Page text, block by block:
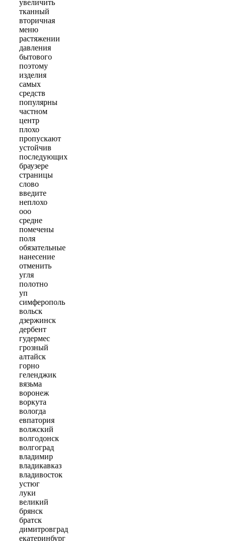
увеличить
тканный
вторичная
меню
растяжении
давления
бытового
поэтому
изделия
самых
средств
популярны
частном
центр
плохо
пропускают
устойчив
последующих
браузере
страницы
слово
введите
неплохо
ооо
средне
помечены
поля
обязательные
нанесение
отменить
угля
полотно
уп
симферополь
вольск
дзержинск
дербент
гудермес
грозный
алтайск
горно
геленджик
вязьма
воронеж
воркута
вологда
евпатория
волжский
волгодонск
волгоград
владимир
владикавказ
владивосток
устюг
луки
великий
брянск
братск
димитровград
екатеринбург